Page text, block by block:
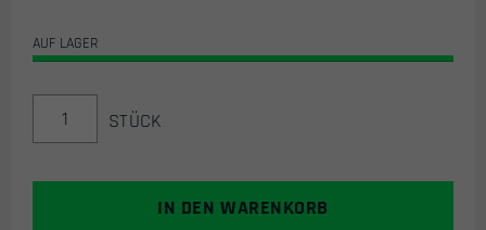
AUF LAGER
HARD
STÜCK
IN DEN WARENKORB